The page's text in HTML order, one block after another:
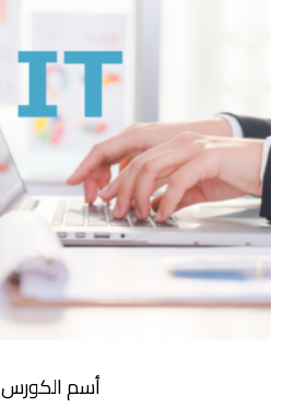
أسم الكورس